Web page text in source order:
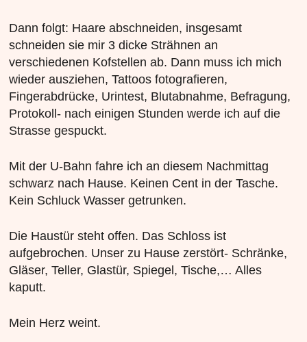
Dann folgt: Haare abschneiden, insgesamt
schneiden sie mir 3 dicke Strähnen an
verschiedenen Kofstellen ab. Dann muss ich mich
wieder ausziehen, Tattoos fotografieren,
Fingerabdrücke, Urintest, Blutabnahme, Befragung,
Protokoll- nach einigen Stunden werde ich auf die
Strasse gespuckt.
Mit der U-Bahn fahre ich an diesem Nachmittag
schwarz nach Hause. Keinen Cent in der Tasche.
Kein Schluck Wasser getrunken.
Die Haustür steht offen. Das Schloss ist
aufgebrochen. Unser zu Hause zerstört- Schränke,
Gläser, Teller, Glastür, Spiegel, Tische,… Alles
kaputt.
Mein Herz weint.